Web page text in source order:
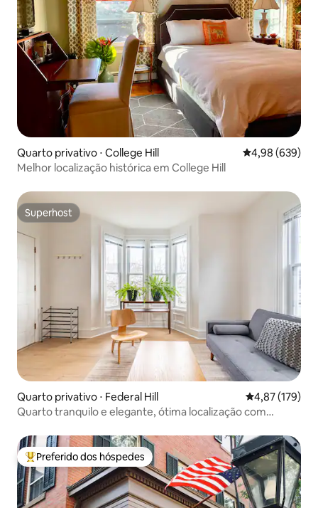
Quarto privativo ⋅ College Hill 4,98 de uma
4,98 (639)
Melhor localização histórica em College Hill
Superhost
Superhost
Quarto privativo ⋅ Federal Hill 4,87 de uma
4,87 (179)
Quarto tranquilo e elegante, ótima localização com
Entre os melhores preferidos dos hóspedes
Preferido dos hóspedes